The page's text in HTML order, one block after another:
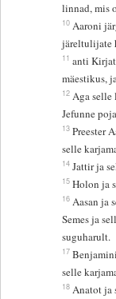
linnad, mis
10 Aaroni
järeltulijate
11 anti
mäestikus,
12 Aga
Jefunne
13 Preester
selle
14 Jattir ja
15 Holon ja
16 Aasan ja
Semes ja
suguharult.
17
selle
18 Anatot ja